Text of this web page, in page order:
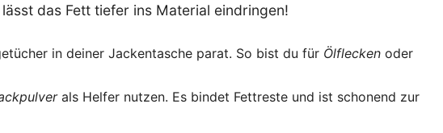
das Fett tiefer ins Material eindringen!
in deiner Jackentasche parat. So bist du für Ölflecken oder
als Helfer nutzen. Es bindet Fettreste und ist schonend zur